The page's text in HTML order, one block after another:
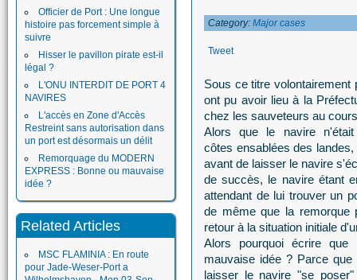
Officier de Port : Une longue
histoire pas forcement simple à
suivre
Hisser le pavillon pirate est-il
légal ?
L'ONU INTERDIT DE PORT 4
NAVIRES
L'accès en Zone d'Accès
Restreint sans autorisation dans
un port est désormais un délit
Remorquage du MODERN
EXPRESS : Bonne ou mauvaise
idée ?
Related Articles
MSC FLAMINIA : En route
pour Jade-Weser-Port a
Category: Major cases
Tweet
Sous ce titre
ont pu avoir lieu à la
chez les sauveteurs au
Alors que le navire
côtes ensablées des
avant de laisser le navire
de succès, le navire étant
attendant de lui trouver un
de même que la remorque
retour à la situation initiale
Alors pourquoi écrire que
mauvaise idée ? Parce
laisser le navire "se